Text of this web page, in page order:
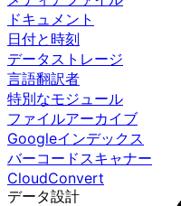
ドキュメント
日付と時刻
データストレージ
言語翻訳者
特別なモジュール
ファイルアーカイブ
Googleインデックス
バーコードスキャナー
CloudConvert
データ設計